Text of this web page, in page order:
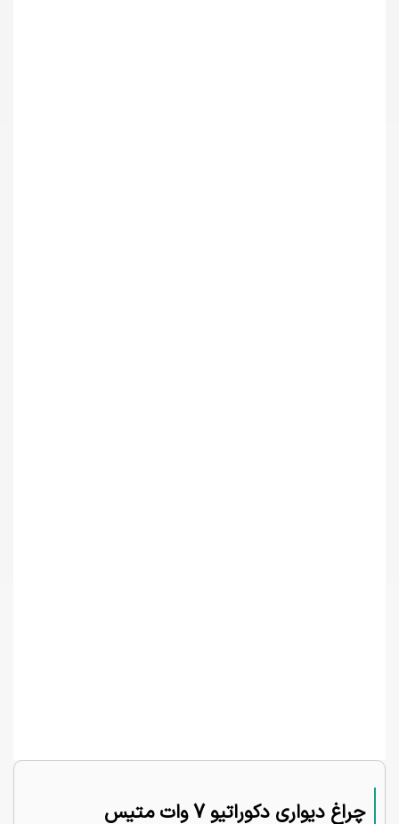
چراغ دیواری دکوراتیو 7 وات متیس